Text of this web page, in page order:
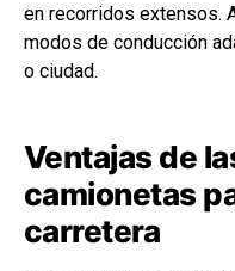
en recorridos extensos.
modos de conducción
o ciudad.
Ventajas de
camionetas
carretera